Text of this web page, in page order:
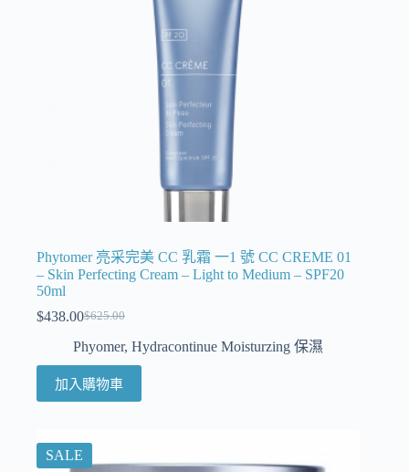
Phytomer 亮采完美 CC 乳霜 一1 號 CC CREME 01
– Skin Perfecting Cream – Light to Medium – SPF20
50ml
$625.00
$438.00
Phyomer, Hydracontinue Moisturzing 保濕
加入購物車
SALE